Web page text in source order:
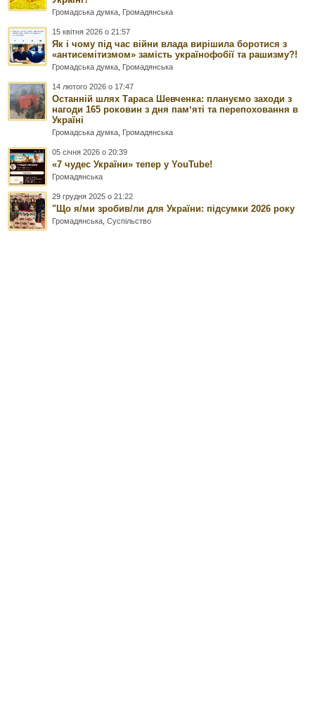
Громадська думка Громадянська
15 квітня 2026 о 21:57
Як і чому під час війни влада вирішила боротися з
«антисемітизмом» замість українофобії та рашизму?!
Громадська думка Громадянська
14 лютого 2026 о 17:47
Останній шлях Тараса Шевченка: плануємо заходи з
нагоди 165 роковин з дня памʼяті та перепоховання в
Україні
Громадська думка Громадянська
05 січня 2026 о 20:39
«7 чудес України» тепер у YouTube!
Громадянська
29 грудня 2025 о 21:22
"Що я/ми зробив/ли для України: підсумки 2026 року
Громадянська ,Суспільство